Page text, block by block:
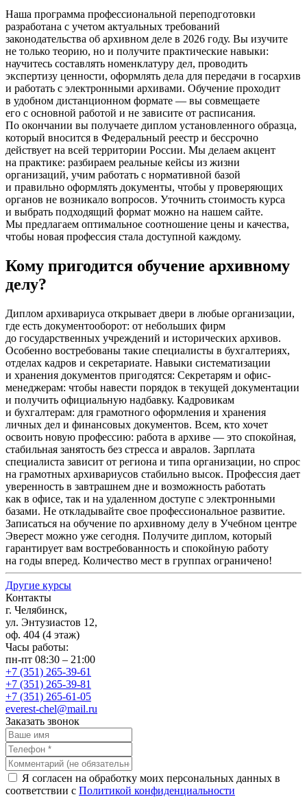
Наша программа профессиональной переподготовки
разработана с учетом актуальных требований
законодательства об архивном деле в 2026 году. Вы изучите
не только теорию, но и получите практические навыки:
научитесь составлять номенклатуру дел, проводить
экспертизу ценности, оформлять дела для передачи в госархив
и работать с электронными архивами. Обучение проходит
в удобном дистанционном формате — вы совмещаете
его с основной работой и не зависите от расписания.
По окончании вы получаете диплом установленного образца,
который вносится в Федеральный реестр и бессрочно
действует на всей территории России. Мы делаем акцент
на практике: разбираем реальные кейсы из жизни
организаций, учим работать с нормативной базой
и правильно оформлять документы, чтобы у проверяющих
органов не возникало вопросов. Уточнить стоимость курса
и выбрать подходящий формат можно на нашем сайте.
Мы предлагаем оптимальное соотношение цены и качества,
чтобы новая профессия стала доступной каждому.
Кому пригодится обучение архивному
делу?
Диплом архивариуса открывает двери в любые организации,
где есть документооборот: от небольших фирм
до государственных учреждений и исторических архивов.
Особенно востребованы такие специалисты в бухгалтериях,
отделах кадров и секретариате. Навыки систематизации
и хранения документов пригодятся: Секретарям и офис-
менеджерам: чтобы навести порядок в текущей документации
и получить официальную надбавку. Кадровикам
и бухгалтерам: для грамотного оформления и хранения
личных дел и финансовых документов. Всем, кто хочет
освоить новую профессию: работа в архиве — это спокойная,
стабильная занятость без стресса и авралов. Зарплата
специалиста зависит от региона и типа организации, но спрос
на грамотных архивариусов стабильно высок. Профессия дает
уверенность в завтрашнем дне и возможность работать
как в офисе, так и на удаленном доступе с электронными
базами. Не откладывайте свое профессиональное развитие.
Записаться на обучение по архивному делу в Учебном центре
Эверест можно уже сегодня. Получите диплом, который
гарантирует вам востребованность и спокойную работу
на годы вперед. Количество мест в группах ограничено!
Другие курсы
Контакты
г. Челябинск,
ул. Энтузиастов 12,
оф. 404 (4 этаж)
Часы работы:
пн-пт 08:30 – 21:00
+7 (351) 265-39-61
+7 (351) 265-39-81
+7 (351) 265-61-05
everest-chel@mail.ru
Заказать звонок
Я согласен на обработку моих персональных данных в
соответствии с Политикой конфиденциальности